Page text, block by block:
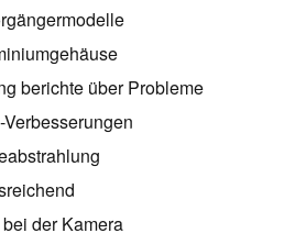
berichte über Probleme
der Kamera